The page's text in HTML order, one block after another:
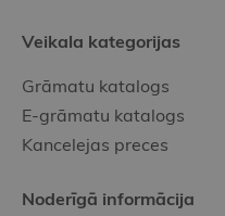
Veikala kategorijas
Grāmatu katalogs
E-grāmatu katalogs
Kancelejas preces
Noderīgā informācija